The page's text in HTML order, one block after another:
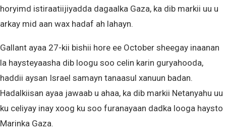
horyimd istiraatiijiyadda dagaalka Gaza, ka dib markii uu u
arkay mid aan wax hadaf ah lahayn.
Gallant ayaa 27-kii bishii hore ee October sheegay inaanan
la haysteyaasha dib loogu soo celin karin guryahooda,
haddii aysan Israel samayn tanaasul xanuun badan.
Hadalkiisan ayaa jawaab u ahaa, ka dib markii Netanyahu uu
ku celiyay inay xoog ku soo furanayaan dadka looga haysto
Marinka Gaza.